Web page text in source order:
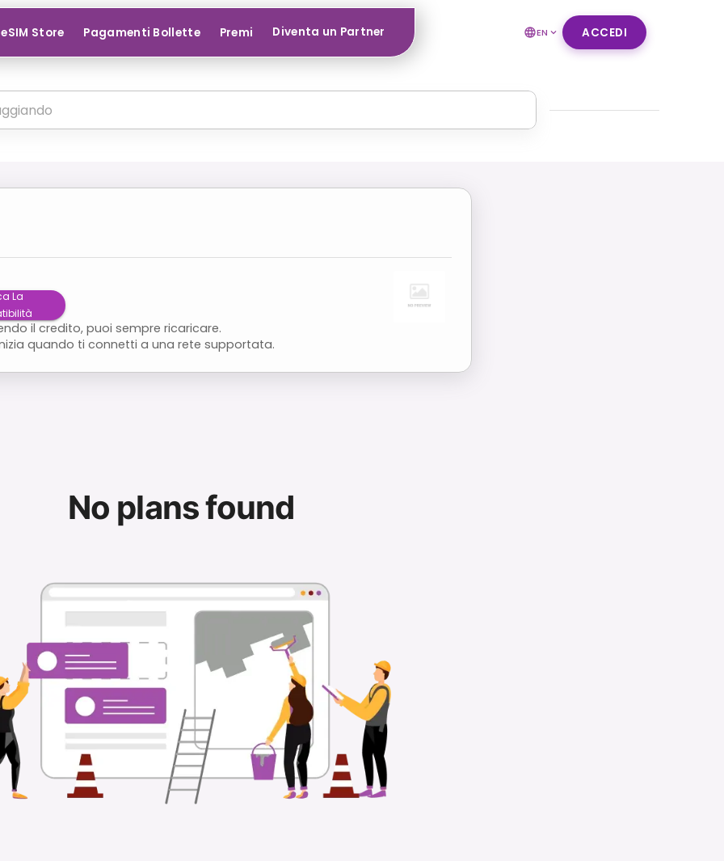
eSIM Store Pagamenti Bollette Premi Diventa un Partner EN ACCEDI
La
il credito, puoi sempre ricaricare.
quando ti connetti a una rete supportata.
No plans found